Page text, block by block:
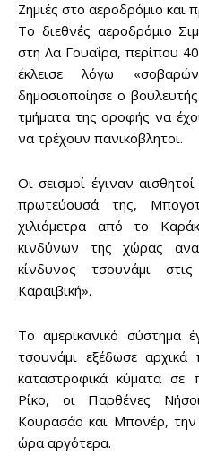
Ζημιές στο αεροδρόμιο και
Το διεθνές αεροδρόμιο
στη Λα Γουαΐρα, περίπου
έκλεισε λόγω
δημοσιοποίησε ο
τμήματα της οροφής να
να τρέχουν πανικόβλητοι.
Οι σεισμοί έγιναν
πρωτεύουσά της,
χιλιόμετρα από το
κινδύνων της χώρας
κίνδυνος τσουνάμι
Καραϊβική».
Το αμερικανικό σύστημα
τσουνάμι εξέδωσε αρχικά
καταστροφικά κύματα
Ρίκο, οι Παρθένες
Κουρασάο και Μπονέρ,
ώρα αργότερα.